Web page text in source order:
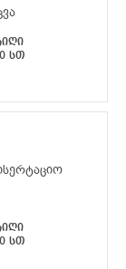
სთ
სთ